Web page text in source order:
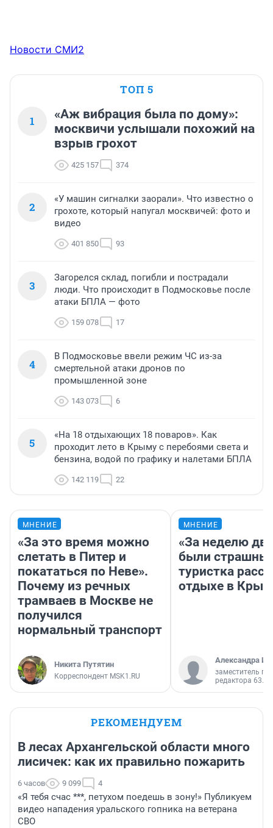
Новости СМИ2
ТОП 5
1
«Аж вибрация была по дому»:
москвичи услышали похожий на
взрыв грохот
425 157 374
2
«У машин сигналки заорали». Что известно о
грохоте, который напугал москвичей: фото и
видео
401 850 93
3
Загорелся склад, погибли и пострадали
люди. Что происходит в Подмосковье после
атаки БПЛА — фото
159 078 17
4
В Подмосковье ввели режим ЧС из-за
смертельной атаки дронов по
промышленной зоне
143 073 6
5
«На 18 отдыхающих 18 поваров». Как
проходит лето в Крыму с перебоями света и
бензина, водой по графику и налетами БПЛА
142 119 22
МНЕНИЕ
«За это время можно
слетать в Питер и
покататься по Неве».
Почему из речных
трамваев в Москве не
получился
нормальный транспорт
Никита Путятин
Корреспондент MSK1.RU
МНЕНИЕ
«За неделю
были
туристка
отдыхе в
Александра
заместитель
редактора 63.RU
РЕКОМЕНДУЕМ
В лесах Архангельской области много
лисичек: как их правильно пожарить
6 часов 9 099 4
«Я тебя счас ***, петухом поедешь в зону!» Публикуем
видео нападения уральского гопника на ветерана
СВО